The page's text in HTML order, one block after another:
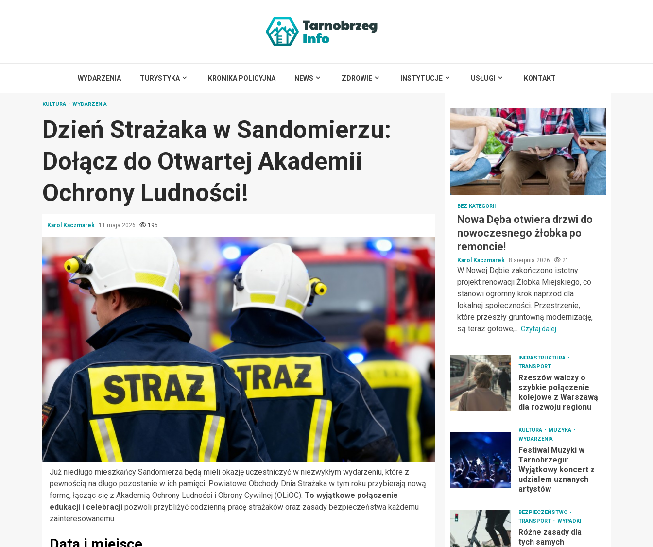
WYDARZENIA TURYSTYKA KRONIKA POLICYJNA NEWS ZDROWIE INSTYTUCJE USŁUGI KONTAKT
KULTURA WYDARZENIA
Dzień Strażaka w Sandomierzu:
Dołącz do Otwartej Akademii
Ochrony Ludności!
Karol Kaczmarek 11 maja 2026 195
Już niedługo mieszkańcy Sandomierza będą mieli okazję uczestniczyć w niezwykłym wydarzeniu, które z
pewnością na długo pozostanie w ich pamięci. Powiatowe Obchody Dnia Strażaka w tym roku przybierają nową
formę, łącząc się z Akademią Ochrony Ludności i Obrony Cywilnej (OLiOC). To wyjątkowe połączenie
edukacji i celebracji pozwoli przybliżyć codzienną pracę strażaków oraz zasady bezpieczeństwa każdemu
zainteresowanemu.
BEZ KATEGORII
Nowa Dęba otwiera drzwi do
nowoczesnego żłobka po
remoncie!
Karol Kaczmarek 8 sierpnia 2026 21
W Nowej Dębie zakończono istotny
projekt renowacji Żłobka Miejskiego, co
stanowi ogromny krok naprzód dla
lokalnej społeczności. Przestrzenie,
które przeszły gruntowną modernizację,
są teraz gotowe,... Czytaj dalej
INFRASTRUKTURA
TRANSPORT
Rzeszów walczy o
szybkie połączenie
kolejowe z Warszawą
dla rozwoju regionu
KULTURA
MUZYKA
WYDARZENIA
Festiwal Muzyki w
Tarnobrzegu:
Wyjątkowy koncert z
udziałem uznanych
artystów
BEZPIECZEŃSTWO
TRANSPORT
WYPADKI
Różne zasady dla
tych samych